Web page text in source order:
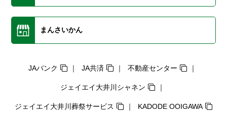
まんさいかん
JAバンク JA共済 不動産センター
ジェイエイ大井川シャネン
ジェイエイ大井川葬祭サービス KADODE OOIGAWA